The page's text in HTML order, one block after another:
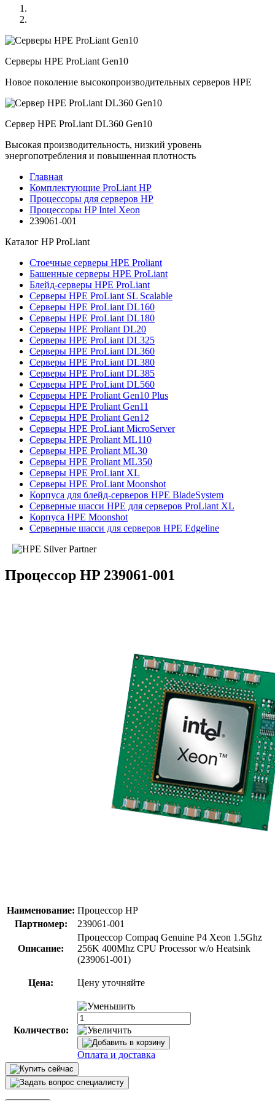
Серверы HPE ProLiant Gen10
Новое поколение высокопроизводительных серверов HPE
Сервер HPE ProLiant DL360 Gen10
Высокая производительность, низкий уровень
энергопотребления и повышенная плотность
Главная
Комплектующие ProLiant HP
Процессоры для серверов HP
Процессоры HP Intel Xeon
239061-001
Каталог HP ProLiant
Стоечные серверы HPE Proliant
Башенные серверы HPE ProLiant
Блейд-серверы HPE ProLiant
Серверы HPE ProLiant SL Scalable
Серверы HPE ProLiant DL160
Серверы HPE ProLiant DL180
Серверы HPE Proliant DL20
Серверы HPE ProLiant DL325
Серверы HPE ProLiant DL360
Серверы HPE ProLiant DL380
Серверы HPE ProLiant DL385
Серверы HPE ProLiant DL560
Серверы HPE Proliant Gen10 Plus
Серверы HPE Proliant Gen11
Серверы HPE Proliant Gen12
Серверы HPE ProLiant MicroServer
Серверы HPE Proliant ML110
Серверы HPE Proliant ML30
Серверы HPE Proliant ML350
Серверы HPE ProLiant XL
Серверы HPE ProLiant Moonshot
Корпуса для блейд-серверов HPE BladeSystem
Серверные шасси HPE для серверов ProLiant XL
Корпуса HPE Moonshot
Серверные шасси для серверов HPE Edgeline
Процессор HP 239061-001
Наименование: Процессор HP
Партномер:
239061-001
Описание:
Процессор Compaq Genuine P4 Xeon 1.5Ghz
256K 400Mhz CPU Processor w/o Heatsink
(239061-001)
Цена: Цену уточняйте
Количество:
Оплата и доставка